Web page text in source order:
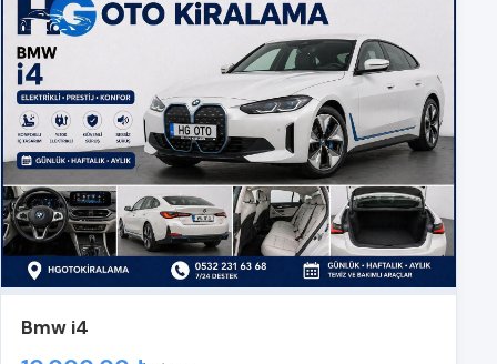
Bmw i4